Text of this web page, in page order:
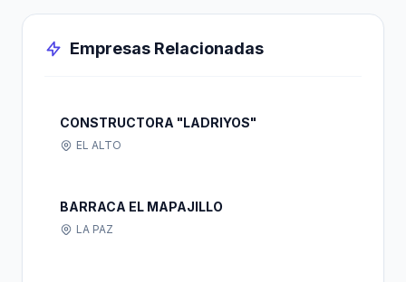
Empresas Relacionadas
CONSTRUCTORA "LADRIYOS"
EL ALTO
BARRACA EL MAPAJILLO
LA PAZ